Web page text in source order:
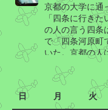
京都の大学に通
「四条に行き
の人の言う四条
で「四条河原町
いた。京都の人
で顔が曇るこ
Manabu
京都で「四条
日
月 火